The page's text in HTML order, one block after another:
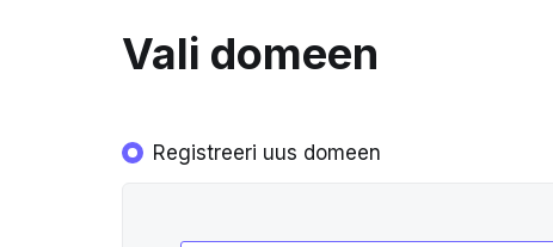
Vali domeen
Registreeri uus domeen